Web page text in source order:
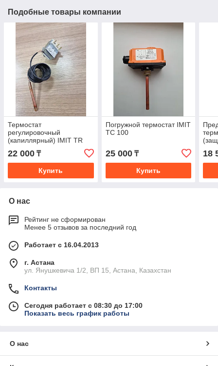
Подобные товары компании
Термостат
регулировочный
(капиллярный) IMIT TR
16/106* C TR2 9345
3000mm
22 000 ₸
Купить
Погружной термостат IMIT
ТС 100
25 000₸
Купить
18
О нас
Рейтинг не сформирован
Менее 5 отзывов за последний год
Работает с 16.04.2013
г. Астана
ул. Янушкевича 1/2, ВП 15, Астана, Казахстан
Контакты
Сегодня работает с 08:30 до 17:00
Показать весь график работы
О нас